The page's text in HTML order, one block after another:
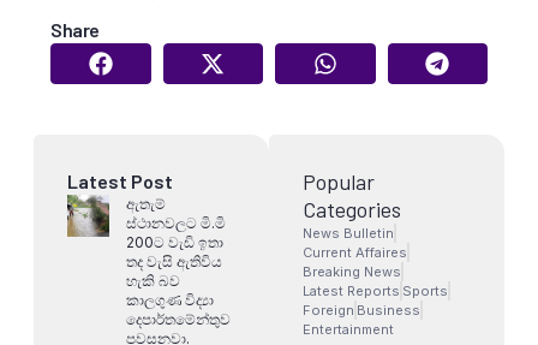
Share
Latest Post
ඇතැම්
ස්ථානවලට මි.මි
200ට වැඩි ඉතා
තද වැසි ඇතිවිය
හැකි බව
කාලගුණ විද්‍යා
දෙපාර්තමේන්තුව
පවසනවා.
Popular
Categories
News Bulletin
Current Affaires
Breaking News
Latest Reports Sports
Foreign Business
Entertainment